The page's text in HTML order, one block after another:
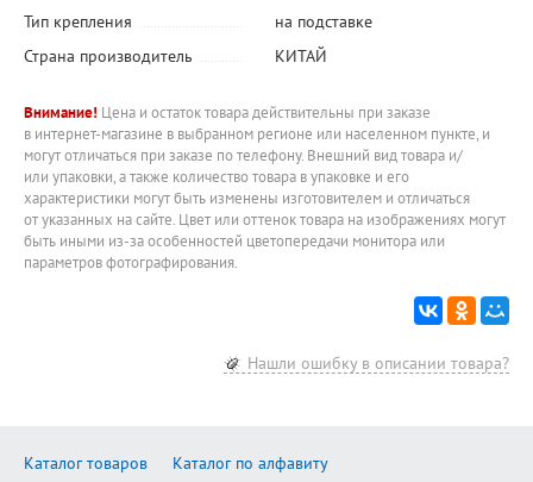
Тип крепления
на подставке
Страна производитель
КИТАЙ
Внимание! Цена и остаток товара действительны при заказе
в интернет-магазине в выбранном регионе или населенном пункте, и
могут отличаться при заказе по телефону. Внешний вид товара и/
или упаковки, а также количество товара в упаковке и его
характеристики могут быть изменены изготовителем и отличаться
от указанных на сайте. Цвет или оттенок товара на изображениях могут
быть иными из-за особенностей цветопередачи монитора или
параметров фотографирования.
Нашли ошибку в описании товара?
Каталог товаров
Каталог по алфавиту